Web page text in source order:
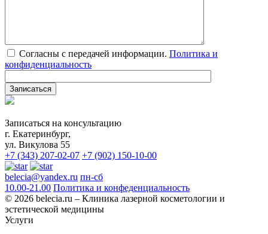
Согласны с передачей информации. Политика и
конфиденциальность
Записаться на консультацию
г. Екатеринбург,
ул. Викулова 55
+7 (343) 207-02-07 +7 (902) 150-10-00
belecia@yandex.ru пн-сб
10.00-21.00 Политика и конфеденциальность
© 2026 belecia.ru – Клиника лазерной косметологии и
эстетической медицины
Услуги